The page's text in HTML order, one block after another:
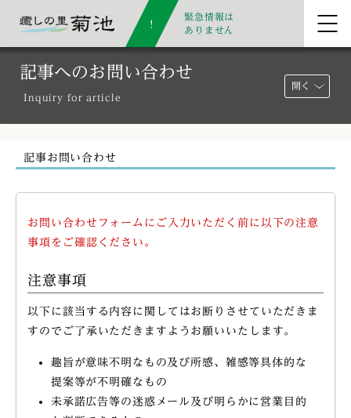
緊急情報は
ありません
記事へのお問い合わせ
Inquiry for article
開く
記事お問い合わせ
お問い合わせフォームにご入力いただく前に以下の注意
事項をご確認ください。
注意事項
以下に該当する内容に関してはお断りさせていただきま
すのでご了承いただきますようお願いいたします。
趣旨が意味不明なもの及び所感、雑感等具体的な
提案等が不明確なもの
未承諾広告等の迷惑メール及び明らかに営業目的